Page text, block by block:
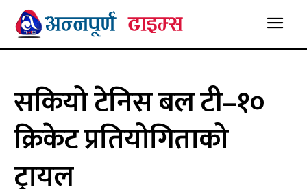
सकियो टेनिस बल टी–१०
क्रिकेट प्रतियोगिताको
ट्रायल